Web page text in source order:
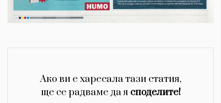
Ако ви е харесала тази статия,
ще се радваме да я споделите!